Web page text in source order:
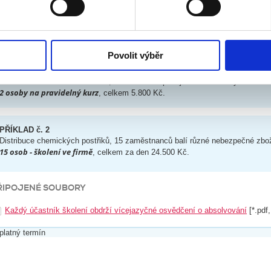
s dalšími informacemi, které jste jim poskytli nebo které
Povolit výběr
Po proškolení zaměstnance vystavíme samozřejmě osvědčení o školení.
případě kontroly, nebo v případě pracovního úrazu, kdy bude pojišťovna
absolvoval školení podle zákona. Naše osvědčení je rovnou ve třech
zaměstnanci pohybují i v zahraničí.
PŘÍKLAD č. 1
2 osoby na pravidelný kurz , celkem 5.800 Kč.
PŘÍKLAD č. 2
Distribuce chemických postřiků, 15 zaměstnanců balí různé nebezpečné
15 osob - školení ve firmě, celkem za den 24.500 Kč.
SOUBORY
Každý účastník školení obdrží vícejazyčné osvědčení o absolvování
termín